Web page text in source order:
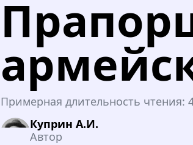
Примерная длительность чтения:
Куприн А.И.
Автор